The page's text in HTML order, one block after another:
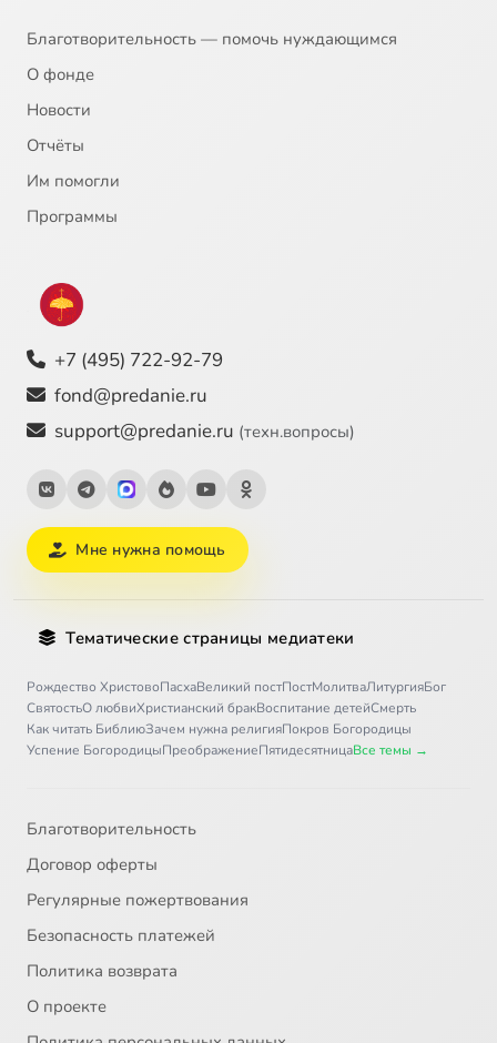
Благотворительность — помочь нуждающимся
О фонде
Новости
Отчёты
Им помогли
Программы
+7 (495) 722-92-79
fond@predanie.ru
support@predanie.ru (техн.вопросы)
Мне нужна помощь
Тематические страницы медиатеки
Рождество ХристовоПасхаВеликий постПостМолитваЛитургияБог
СвятостьО любвиХристианский бракВоспитание детейСмерть
Как читать БиблиюЗачем нужна религияПокров Богородицы
Успение БогородицыПреображениеПятидесятницаВсе темы →
Благотворительность
Договор оферты
Регулярные пожертвования
Безопасность платежей
Политика возврата
О проекте